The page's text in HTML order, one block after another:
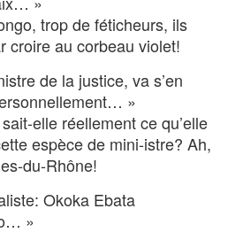
trop de féticheurs, ils
croire au corbeau violet!
de la justice, va s’en
»
elle réellement ce qu’elle
espèce de mini-istre? Ah,
du-Rhône!
Okoka Ebata
»